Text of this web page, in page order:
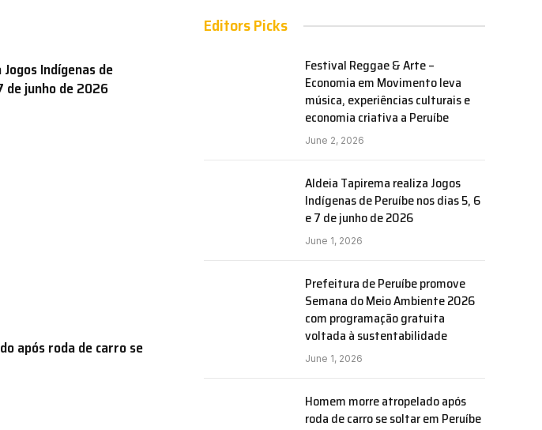
Indígenas de
de junho de 2026
após roda de carro se
Editors Picks
Festival Reggae & Arte –
Economia em Movimento leva
música, experiências culturais e
economia criativa a Peruíbe
June 2, 2026
Aldeia Tapirema realiza Jogos
Indígenas de Peruíbe nos dias 5, 6
e 7 de junho de 2026
June 1, 2026
Prefeitura de Peruíbe promove
Semana do Meio Ambiente 2026
com programação gratuita
voltada à sustentabilidade
June 1, 2026
Homem morre atropelado após
roda de carro se soltar em Peruíbe